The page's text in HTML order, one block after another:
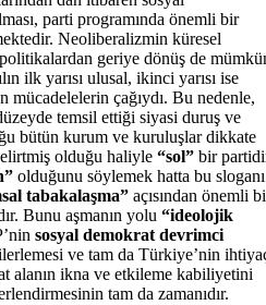
parti programında önemli bir
Neoliberalizmin küresel
geriye dönüş de
ilk yarısı ulusal, ikinci yarısı ise
çağıydı. Bu nedenle,
temsil ettiği siyasi duruş ve
bütün kurum ve kuruluşlar dikkate
olduğu haliyle “sol” bir
olduğunu söylemek hatta bu sloganı
tabakalaşma” açısından önemli
Bunu aşmanın yolu “ideolojik
sosyal demokrat devrimci
ve tam da Türkiye’nin
alanın ikna ve etkileme kabiliyetini
tam da zamanıdır.